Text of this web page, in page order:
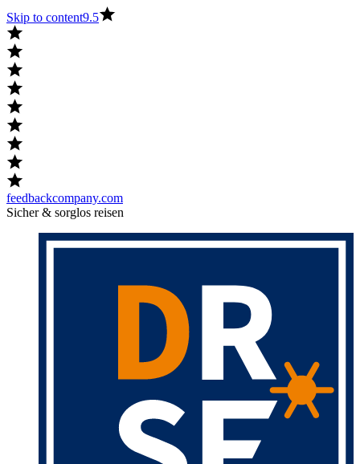
Skip to content9.5
feedbackcompany.com
Sicher & sorglos reisen